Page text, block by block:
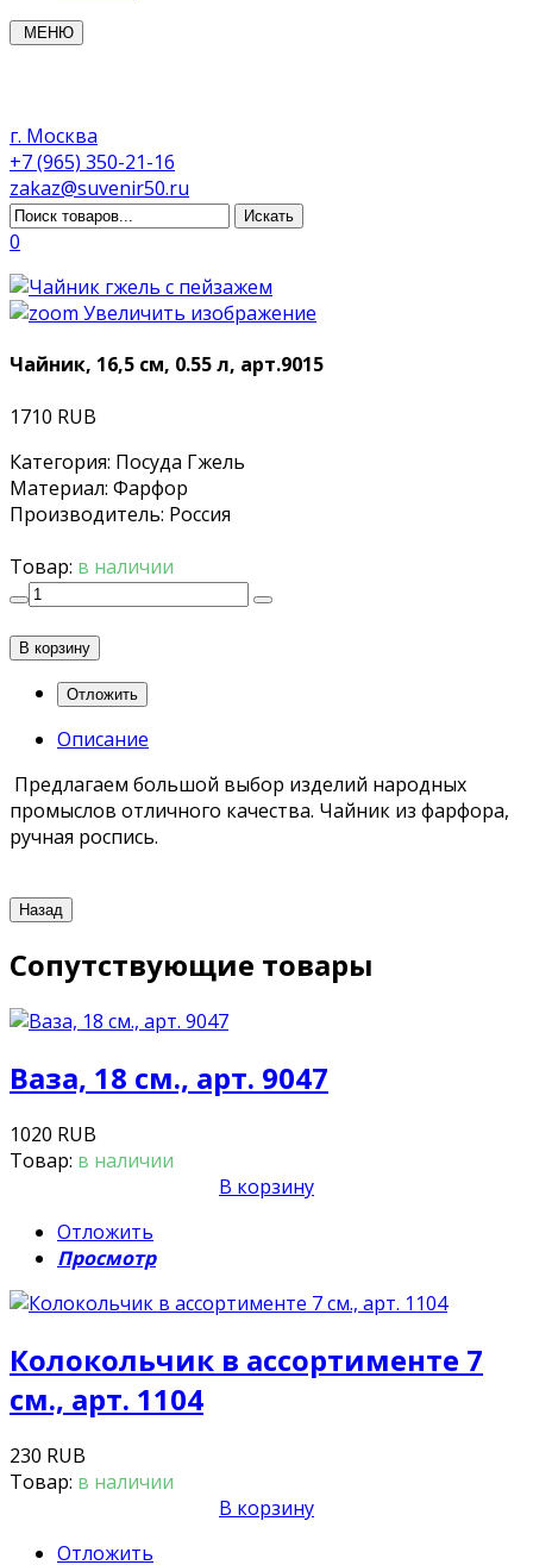
МЕНЮ
г. Москва
+7 (965) 350-21-16
zakaz@suvenir50.ru
0
Увеличить изображение
Чайник, 16,5 см, 0.55 л, арт.9015
1710 RUB
Категория: Посуда Гжель
Материал: Фарфор
Производитель: Россия
Товар: в наличии
В корзину
Описание
Предлагаем большой выбор изделий народных
промыслов отличного качества. Чайник из фарфора,
ручная роспись.
Сопутствующие товары
Ваза, 18 см., арт. 9047
1020 RUB
Товар: в наличии
В корзину
Отложить
Просмотр
Колокольчик в ассортименте 7
см., арт. 1104
230 RUB
Товар: в наличии
В корзину
Отложить